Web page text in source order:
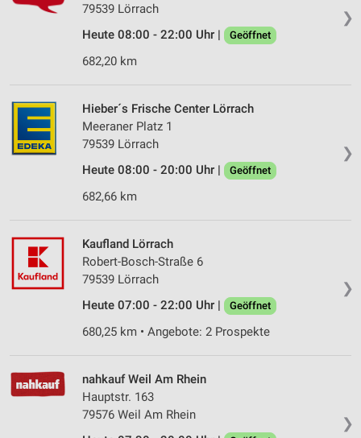
❯
79539 Lörrach
Heute 08:00 - 22:00 Uhr |
Geöffnet
682,20 km
❯
Hieber´s Frische Center Lörrach
Meeraner Platz 1
79539 Lörrach
Heute 08:00 - 20:00 Uhr |
Geöffnet
682,66 km
❯
Kaufland Lörrach
Robert-Bosch-Straße 6
79539 Lörrach
Heute 07:00 - 22:00 Uhr |
Geöffnet
680,25 km • Angebote: 2 Prospekte
❯
nahkauf Weil Am Rhein
Hauptstr. 163
79576 Weil Am Rhein